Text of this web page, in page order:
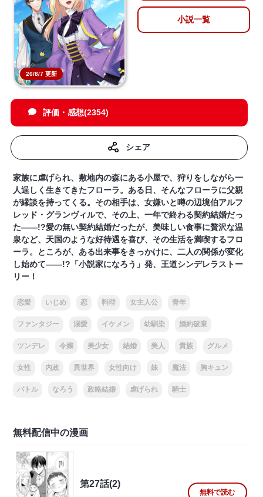
26/8/7 更新
小説一覧
評価・感想(2354)
シェア
家族に虐げられ、敷地内の森にある小屋で、狩りをしながら一
人逞しく生きてきたフローラ。ある日、そんなフローラに父親
が縁談を持ってくる。その相手は、女嫌いと噂の辺境伯アルフ
レッド・グランヴィルで、その上、一年で終わる契約結婚だっ
た――!?愛の無い契約結婚だったが、美味しい食事に贅沢な温
泉など、天国のような好待遇を喜び、その生活を満喫するフロ
ーラ。ところが、ある出来事をきっかけに、二人の関係が変化
し始めて――!?「小説家になろう」発、王道シンデレラストー
リー！
恋愛 いじめ 恋 料理 女主人公 青年
ファンタジー 溺愛 イケメン 幼馴染 婚約破棄
ツンデレ 令嬢 美少女 結婚 美人 貴族 グルメ
女性 内政 異世界 女性向け 妹 魔法 胸キュン
バトル なろう 政略結婚 虐げられ 騎士
無料配信中の漫画
第27話(2)
無料で読む